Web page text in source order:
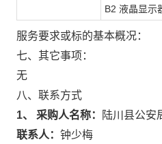
B2 液晶显示
服务要求或标的基本概况：
七、其它事项：
无
八、联系方式
1、 采购人名称：
陆川县公安
联系人： 钟少梅